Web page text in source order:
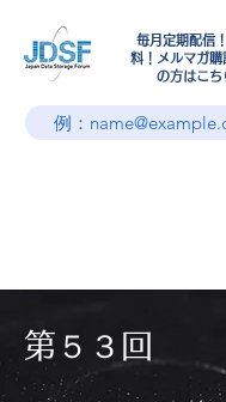
毎月定期配信
料！メルマガ購
の方はこち
第５３回